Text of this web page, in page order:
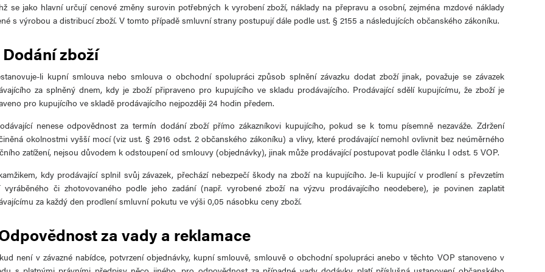
se jako hlavní určují cenové změny surovin potřebných k vyrobení zboží, náklady na přepravu a osobní, zejména mzdové náklady
s výrobou a distribucí zboží. V tomto případě smluvní strany postupují dále podle ust. § 2155 a následujících občanského zákoníku.
Dodání zboží
li kupní smlouva nebo smlouva o obchodní spolupráci způsob splnění závazku dodat zboží jinak, považuje se závazek
za splněný dnem, kdy je zboží připraveno pro kupujícího ve skladu prodávajícího. Prodávající sdělí kupujícímu, že zboží je
pro kupujícího ve skladě prodávajícího nejpozději 24 hodin předem.
nenese odpovědnost za termín dodání zboží přímo zákazníkovi kupujícího, pokud se k tomu písemně nezaváže. Zdržení
okolnostmi vyšší mocí (viz ust. § 2916 odst. 2 občanského zákoníku) a vlivy, které prodávající nemohl ovlivnit bez neúměrného
zatížení, nejsou důvodem k odstoupení od smlouvy (objednávky), jinak může prodávající postupovat podle článku I odst. 5 VOP.
kdy prodávající splnil svůj závazek, přechází nebezpečí škody na zboží na kupujícího. Je-li kupující v prodlení s převzetím
vyráběného či zhotovovaného podle jeho zadání (např. vyrobené zboží na výzvu prodávajícího neodebere), je povinen zaplatit
za každý den prodlení smluvní pokutu ve výši 0,05 násobku ceny zboží.
za vady a reklamace
není v závazné nabídce, potvrzení objednávky, kupní smlouvě, smlouvě o obchodní spolupráci anebo v těchto VOP stanoveno v